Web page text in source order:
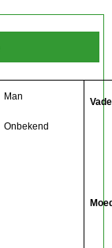
Man
Onbekend